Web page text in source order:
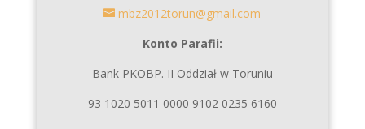
mbz2012torun@gmail.com
Konto Parafii:
Bank PKOBP. II Oddział w Toruniu
93 1020 5011 0000 9102 0235 6160